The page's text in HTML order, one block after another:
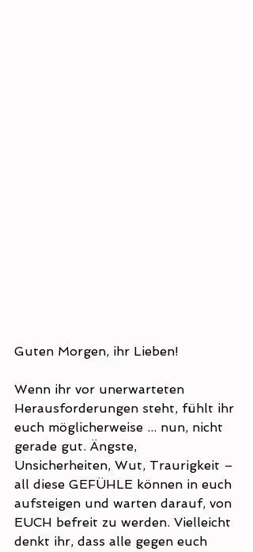
Guten Morgen, ihr Lieben!
Wenn ihr vor unerwarteten
Herausforderungen steht, fühlt ihr
euch möglicherweise ... nun, nicht
gerade gut. Ängste,
Unsicherheiten, Wut, Traurigkeit –
all diese GEFÜHLE können in euch
aufsteigen und warten darauf, von
EUCH befreit zu werden. Vielleicht
denkt ihr, dass alle gegen euch